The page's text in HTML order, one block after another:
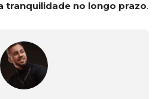
tranquilidade no longo prazo.